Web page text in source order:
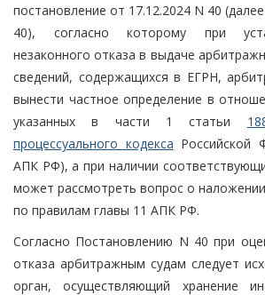
постановление от 17.12.2024 N 40
40), согласно которому при
незаконного отказа в выдаче
сведений, содержащихся в ЕГРН,
вынести частное определение в
указанных в части 1 статьи
процессуального кодекса Российской
АПК РФ), а при наличии
может рассмотреть вопрос о
по правилам главы 11 АПК РФ.
Согласно Постановлению N 40 при
отказа арбитражным судам следует
орган, осуществляющий хранение